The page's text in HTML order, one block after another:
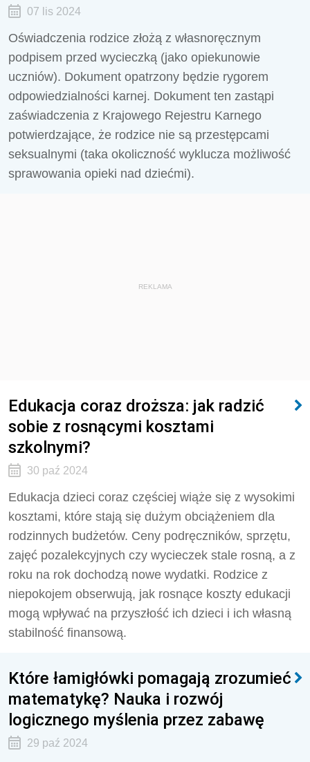
07 lis 2024
Oświadczenia rodzice złożą z własnoręcznym
podpisem przed wycieczką (jako opiekunowie
uczniów). Dokument opatrzony będzie rygorem
odpowiedzialności karnej. Dokument ten zastąpi
zaświadczenia z Krajowego Rejestru Karnego
potwierdzające, że rodzice nie są przestępcami
seksualnymi (taka okoliczność wyklucza możliwość
sprawowania opieki nad dziećmi).
REKLAMA
Edukacja coraz droższa: jak radzić
sobie z rosnącymi kosztami
szkolnymi?
30 paź 2024
Edukacja dzieci coraz częściej wiąże się z wysokimi
kosztami, które stają się dużym obciążeniem dla
rodzinnych budżetów. Ceny podręczników, sprzętu,
zajęć pozalekcyjnych czy wycieczek stale rosną, a z
roku na rok dochodzą nowe wydatki. Rodzice z
niepokojem obserwują, jak rosnące koszty edukacji
mogą wpływać na przyszłość ich dzieci i ich własną
stabilność finansową.
Które łamigłówki pomagają zrozumieć
matematykę? Nauka i rozwój
logicznego myślenia przez zabawę
29 paź 2024